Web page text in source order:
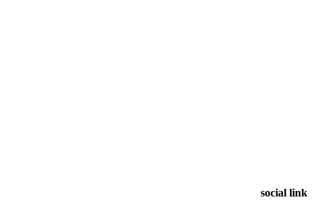
social link